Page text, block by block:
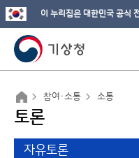
이 누리집은 대한민국 공식
참여·소통 소통
토론
자유토론